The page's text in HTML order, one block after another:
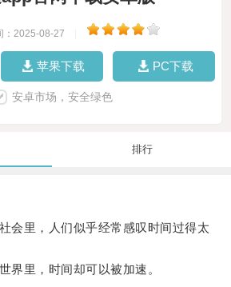
：2025-08-27
苹果下载 PC下载
安卓市场，安全绿色
排行
里，人们似乎经常感叹时间过得太
里，时间却可以被加速。